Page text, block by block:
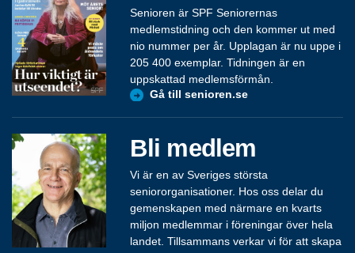
Senioren är SPF Seniorernas
medlemstidning och den kommer ut med
nio nummer per år. Upplagan är nu uppe i
205 400 exemplar. Tidningen är en
uppskattad medlemsförmån.
Gå till senioren.se
Bli medlem
Vi är en av Sveriges största
seniororganisationer. Hos oss delar du
gemenskapen med närmare en kvarts
miljon medlemmar i föreningar över hela
landet. Tillsammans verkar vi för att skapa